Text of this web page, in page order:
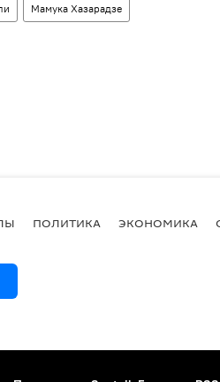
Мамука Хазарадзе
ПОЛИТИКА ЭКОНОМИКА